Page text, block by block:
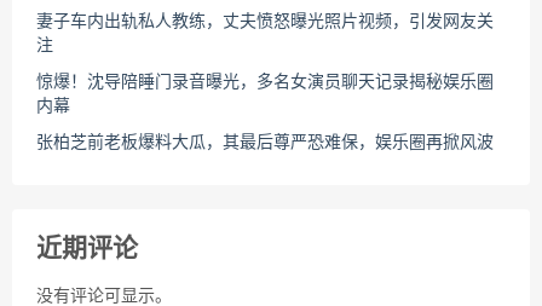
妻子车内出轨私人教练，丈夫愤怒曝光照片视频，引发网友关
注
惊爆！沈导陪睡门录音曝光，多名女演员聊天记录揭秘娱乐圈
内幕
张柏芝前老板爆料大瓜，其最后尊严恐难保，娱乐圈再掀风波
近期评论
没有评论可显示。